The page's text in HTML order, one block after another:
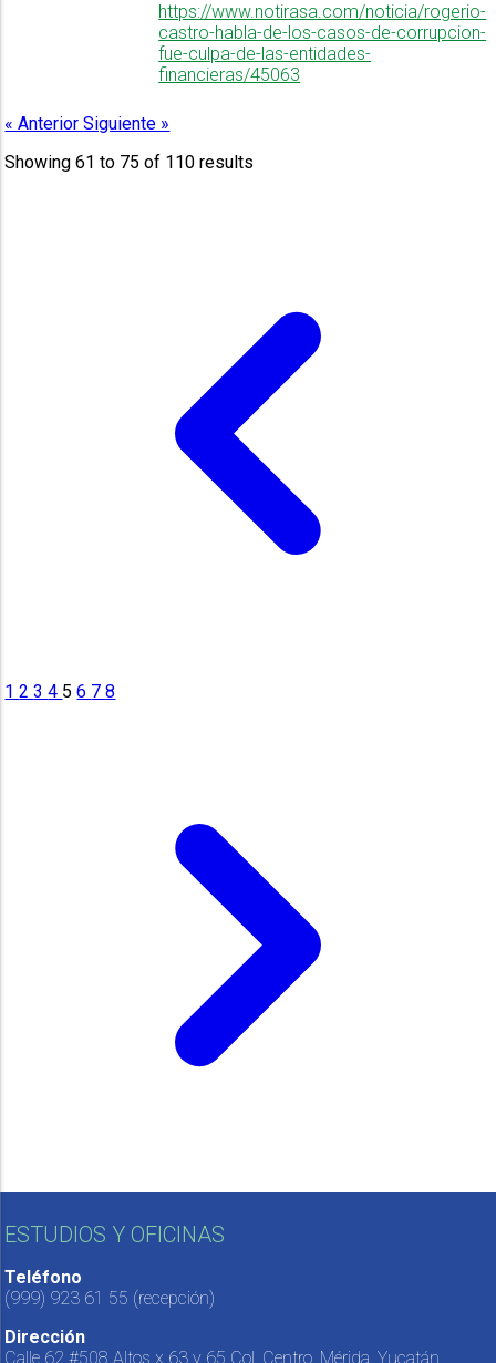
https://www.notirasa.com/noticia/rogerio-
castro-habla-de-los-casos-de-corrupcion-
fue-culpa-de-las-entidades-
financieras/45063
« AnteriorSiguiente »
Showing61 to 75 of 110 results
1234 5 6 78
ESTUDIOS Y OFICINAS
Teléfono
(999) 923 61 55 (recepción)
Dirección
Calle 62 #508 Altos x 63 y 65 Col. Centro, Mérida, Yucatán,